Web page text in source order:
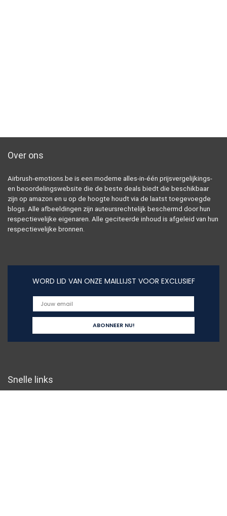
Over ons
Airbrush-emotions.be is een moderne alles-in-één prijsvergelijkings-
en beoordelingswebsite die de beste deals biedt die beschikbaar
zijn op amazon en u op de hoogte houdt via de laatst toegevoegde
blogs. Alle afbeeldingen zijn auteursrechtelijk beschermd door hun
respectievelijke eigenaren. Alle geciteerde inhoud is afgeleid van hun
respectievelijke bronnen.
WORD LID VAN ONZE MAILLIJST VOOR EXCLUSIEF
Snelle links